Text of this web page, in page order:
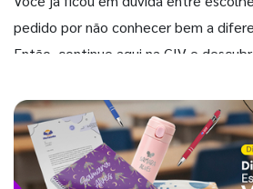
pedido por não conhecer bem a
Então, continue aqui na GIV e